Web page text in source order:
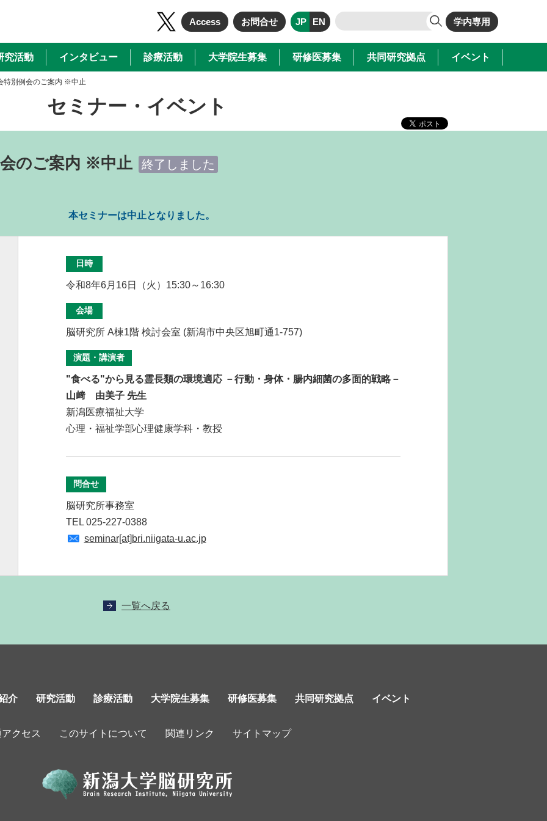
Access お問合せ JP EN 学内専用
究活動 インタビュー 診療活動 大学院生募集 研修医募集 共同研究拠点 イベント
特別例会のご案内 ※中止
セミナー・イベント
のご案内 ※中止 終了しました
本セミナーは中止となりました。
日時
令和8年6月16日（火）15:30～16:30
会場
脳研究所 A棟1階 検討会室 (新潟市中央区旭町通1-757)
演題・講演者
"食べる"から見る霊長類の環境適応 －行動・身体・腸内細菌の多面的戦略－
山﨑 由美子 先生
新潟医療福祉大学
心理・福祉学部心理健康学科・教授
問合せ
脳研究所事務室
TEL 025-227-0388
seminar[at]bri.niigata-u.ac.jp
一覧へ戻る
介 研究活動 診療活動 大学院生募集 研修医募集 共同研究拠点 イベント
クセス このサイトについて 関連リンク サイトマップ